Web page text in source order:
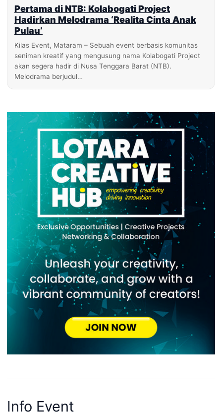
Pertama di NTB: Kolabogati Project
Hadirkan Melodrama ‘Realita Cinta Anak
Pulau’
Kilas Event, Mataram – Sebuah event berbasis komunitas
seniman kreatif yang mengusung nama Kolabogati Project
akan segera hadir di Nusa Tenggara Barat (NTB).
Melodrama berjudul…
Info Event